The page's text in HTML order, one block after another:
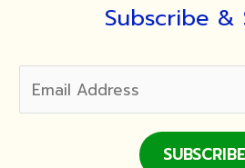
ที่
เสีย
ชีวิต
Subscribe &
SUBSCRIBE